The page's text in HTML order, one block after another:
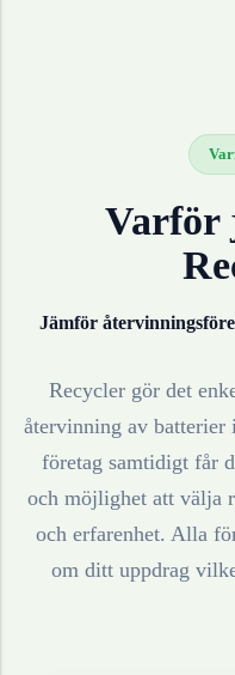
Varför
Jämför
Recycler gör det
återvinning av batterier
företag samtidigt får
och möjlighet att välja
och erfarenhet. Alla
om ditt uppdrag